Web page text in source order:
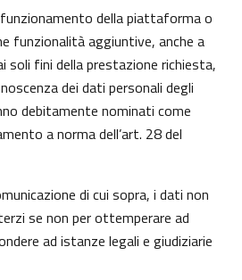
della piattaforma o
funzionalità aggiuntive, anche a
soli fini della prestazione richiesta,
dei dati personali degli
debitamente nominati come
a norma dell’art. 28 del
di cui sopra, i dati non
se non per ottemperare ad
ad istanze legali e giudiziarie